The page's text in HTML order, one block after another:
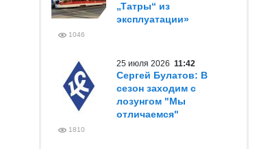
„Татры“ из
эксплуатации»
1046
25 июля 2026 11:42
Сергей Булатов: В
сезон заходим с
лозунгом "Мы
отличаемся"
1810